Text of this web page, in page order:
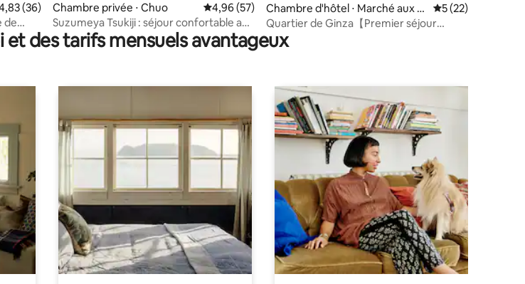
: 4,48 sur 5
moyenne sur la base de 36 commentaires : 4,83 sur 5
(36)
de
2
Chambre privée ⋅ Chuo Évaluation moyenne sur la base de 57 commentaires : 4,96 sur 5
4,96 (57)
Suzumeya Tsukiji : séjour confortable au
design traditionnel
Chambre d'hôtel ⋅ Marché aux p
oissons de Tsukiji
Évaluation
5 (22)
Quartier de Ginza【Premier séjour
· 301】Étage privé |
des tarifs mensuels avantageux